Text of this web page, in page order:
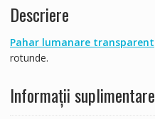
Descriere
Pahar lumanare transparent
rotunde.
Informații suplimentare